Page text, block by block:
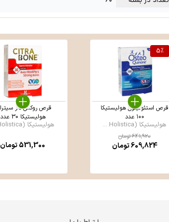
5%
قرص استئوکینون هولیستیکا
۱۰۰ عدد
هولیستیکا (Holistica ...
641,920تومان
609,824تومان
قرص روکش دار
هولیستیکا 30 عدد
هولیستیکا (Holistica ...
531,300تومان